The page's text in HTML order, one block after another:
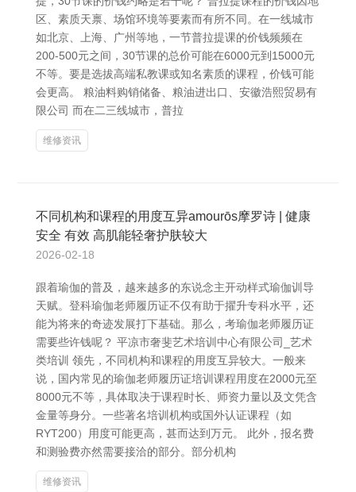
区、素质天禀、场馆环境等要素而有所不同。在一线城市
如北京、上海、广州等地，一节普拉提课的价钱频频在
200-500元之间，30节课的总价可能在6000元到15000元
不等。要是选拔高端私教课或知名素质的课程，价钱可能
会更高。 粮油料购销储备、粮油进出口、安徽浩熙贸易有
限公司 而在二三线城市，普拉
维修资讯
不同机构和课程的用度互异amourōs摩罗诗 | 健康
安全 有效 高肌能轻奢护肤较大
2026-02-18
跟着瑜伽的普及，越来越多的东说念主开动样式瑜伽训导
天赋。登科瑜伽老师履历证不仅有助于擢升专科水平，还
能为将来的奇迹发展打下基础。那么，考瑜伽老师履历证
需要些许钱呢？ 平凉市奢斐艺术培训中心有限公司_艺术
类培训 领先，不同机构和课程的用度互异较大。一般来
说，国内常见的瑜伽老师履历证培训课程用度在2000元至
8000元不等，具体取决于课程时长、师资力量以及文凭含
金量等身分。一些著名培训机构或国外认证课程（如
RYT200）用度可能更高，甚而达到万元。 此外，报名费
和测验费亦然需要接洽的部分。部分机构
维修资讯